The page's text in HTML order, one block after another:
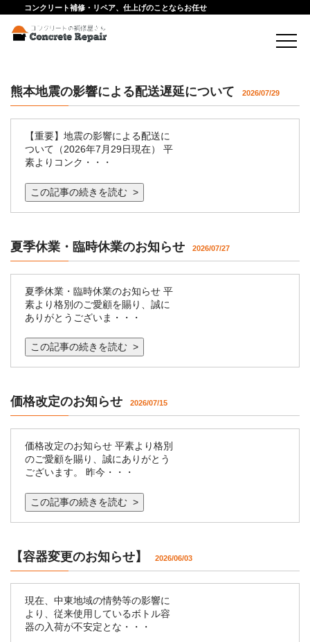
コンクリート補修・リペア、仕上げのことならお任せ
熊本地震の影響による配送遅延について 2026/07/29
【重要】地震の影響による配送に
ついて（2026年7月29日現在） 平
素よりコンク・・・
この記事の続きを読む >
夏季休業・臨時休業のお知らせ 2026/07/27
夏季休業・臨時休業のお知らせ 平
素より格別のご愛顧を賜り、誠に
ありがとうございま・・・
この記事の続きを読む >
価格改定のお知らせ 2026/07/15
価格改定のお知らせ 平素より格別
のご愛顧を賜り、誠にありがとう
ございます。 昨今・・・
この記事の続きを読む >
【容器変更のお知らせ】 2026/06/03
現在、中東地域の情勢等の影響に
より、従来使用しているボトル容
器の入荷が不安定とな・・・